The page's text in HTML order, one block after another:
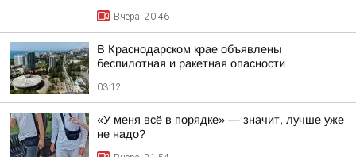
Вчера, 20:46
В Краснодарском крае объявлены
беспилотная и ракетная опасности
03:12
«У меня всё в порядке» — значит, лучше уже
не надо?